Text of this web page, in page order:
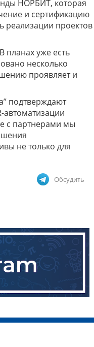
НОРБИТ, которая
и сертификацию
реализации проектов
планах уже есть
несколько
проявляет и
подтверждают
с партнерами мы
не только для
Обсудить